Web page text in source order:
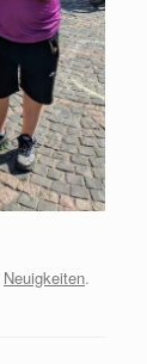
Neuigkeiten.